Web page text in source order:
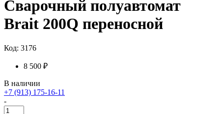
Сварочный полуавтомат
Brait 200Q переносной
Код: 3176
8 500 ₽
В наличии
+7 (913) 175-16-11
-